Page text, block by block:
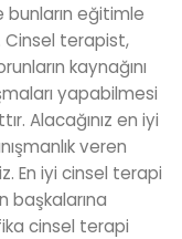
bunların eğitimle
Cinsel terapist,
kaynağını
yapabilmesi
Alacağınız en iyi
veren
En iyi cinsel terapi
başkalarına
cinsel terapi